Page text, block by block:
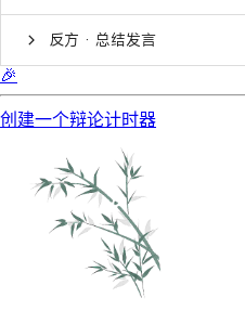
反方 · 总结发言
🎉
创建一个辩论计时器